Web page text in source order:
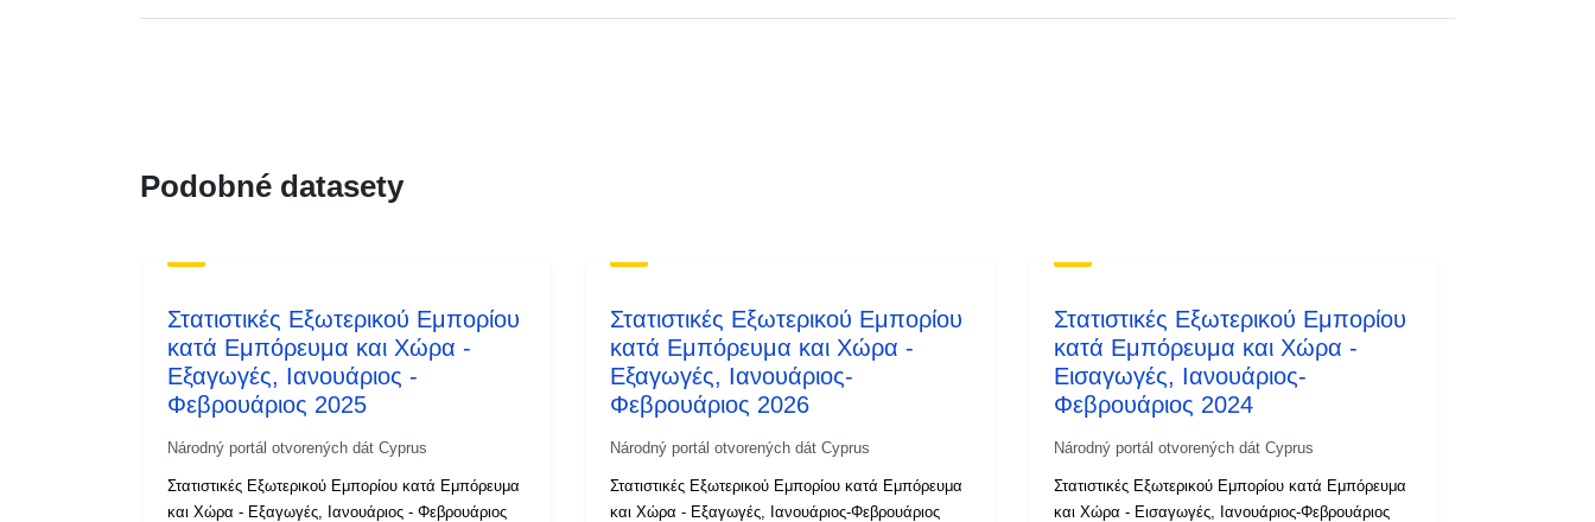
Podobné datasety
Στατιστικές Εξωτερικού Εμπορίου
κατά Εμπόρευμα και Χώρα -
Εξαγωγές, Ιανουάριος -
Φεβρουάριος 2025
Národný portál otvorených dát Cyprus
Στατιστικές Εξωτερικού Εμπορίου κατά Εμπόρευμα
και Χώρα - Εξαγωγές, Ιανουάριος - Φεβρουάριος
Στατιστικές Εξωτερικού Εμπορίου
κατά Εμπόρευμα και Χώρα -
Εξαγωγές, Ιανουάριος-
Φεβρουάριος 2026
Národný portál otvorených dát Cyprus
Στατιστικές Εξωτερικού Εμπορίου κατά Εμπόρευμα
και Χώρα - Εξαγωγές, Ιανουάριος-Φεβρουάριος
Στατιστικές Εξωτερικού Εμπορίου
κατά Εμπόρευμα και Χώρα -
Εισαγωγές, Ιανουάριος-
Φεβρουάριος 2024
Národný portál otvorených dát Cyprus
Στατιστικές Εξωτερικού Εμπορίου κατά Εμπόρευμα
και Χώρα - Εισαγωγές, Ιανουάριος-Φεβρουάριος